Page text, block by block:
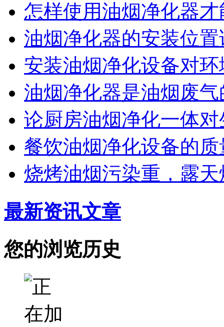
怎样使用油烟净化器
油烟净化器的安装位
安装油烟净化设备对
油烟净化器是油烟废
论厨房油烟净化一体
餐饮油烟净化设备的
烧烤油烟污染重，露
最新资讯文章
您的浏览历史